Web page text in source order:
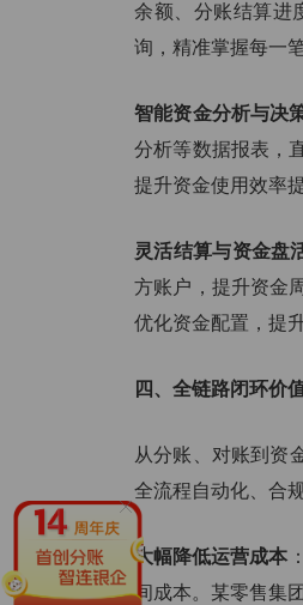
余额、分账结算进
询，精准掌握每一
智能资金分析与决
分析等数据报表，
提升资金使用效率
灵活结算与资金盘
方账户，提升资金
优化资金配置，提
四、全链路闭环价
从分账、对账到资
全流程自动化、合
大幅降低运营成本
间成本。某零售集